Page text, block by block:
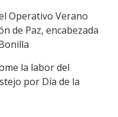
Operativo Verano
de Paz, encabezada
la labor del
por Día de la